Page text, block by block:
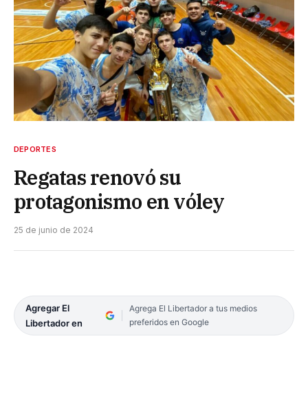
DEPORTES
Regatas renovó su
protagonismo en vóley
25 de junio de 2024
Agregar El
Libertador en
Agrega El Libertador a tus medios
preferidos en Google